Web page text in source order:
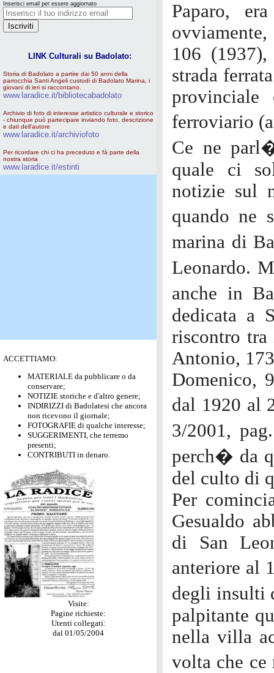
Inserisci email per essere aggiornato
LINK Culturali su Badolato:
Storia di Badolato a partire dai 50 anni della
parrocchia Santi Angeli custodi di Badolato Marina, i
giovani di ieri si raccontano.
www.laradice.it/bibliotecabadolato
Archivio di foto di interesse artistico culturale e storico
- chiunque può partecipare inviando foto, descrizione
e dati dell'autore
www.laradice.it/archiviofoto
Per ricordare chi ci ha preceduto e fà parte della
nostra storia
www.laradice.it/estinti
ACCETTIAMO:
MATERIALE da pubblicare o da
conservare;
NOTIZIE storiche e d'altro genere;
INDIRIZZI di Badolatesi che ancora
non ricevono il giornale;
FOTOGRAFIE di qualche interesse;
SUGGERIMENTI, che terremo
presenti;
CONTRIBUTI in denaro.
Visite:
Pagine richieste:
Utenti collegati:
dal 01/05/2004
Paparo,
106
strada
ferroviario
Ce ne
quale ci
notizie sul
quando ne
marina di
Leonardo.
anche in
dedicata a
riscontro
Antonio,
Domenico,
dal 1920 al
3/2001,
perch� da
del culto di
Per
Gesualdo
di San
anteriore al
degli insulti
palpitante
nella villa
volta che